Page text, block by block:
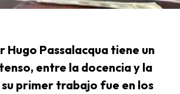
Hugo Passalacqua tiene un
entre la docencia y la
primer trabajo fue en los